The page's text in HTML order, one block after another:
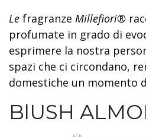
Le fragranze Millefiori®
profumate in grado di
esprimere la nostra
spazi che ci circondano,
domestiche un momento
BlUSH